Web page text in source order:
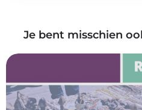
Je bent misschien